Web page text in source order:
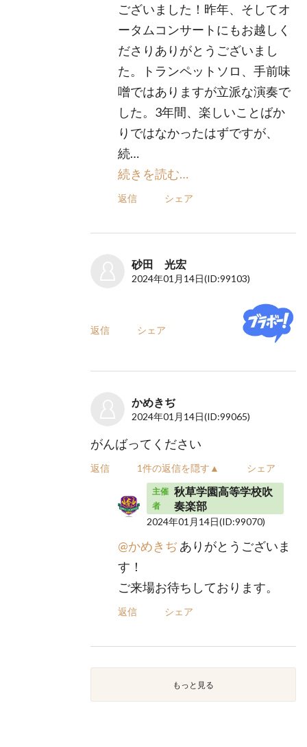
ございました！昨年、そしてオ
ータムコンサートにもお越しく
ださりありがとうございまし
た。トランペットソロ、手前味
噌ではありますが立派な演奏で
した。3年間、楽しいことばか
りではなかったはずですが、
続…
続きを読む…
返信 シェア
砂田 光宏
2024年01月14日(ID:99103)
返信 シェア
かめきぢ
2024年01月14日(ID:99065)
がんばってください
返信 1件の返信を隠す▲ シェア
主催
者
秋草学園高等学校吹
奏楽部
2024年01月14日(ID:99070)
@かめきぢありがとうございま
す！
ご来場お待ちしております。
返信 シェア
もっと見る